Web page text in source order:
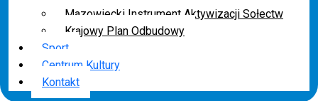
Mazowiecki Instrument Aktywizacji Sołectw
Krajowy Plan Odbudowy
Sport
Centrum Kultury
Kontakt